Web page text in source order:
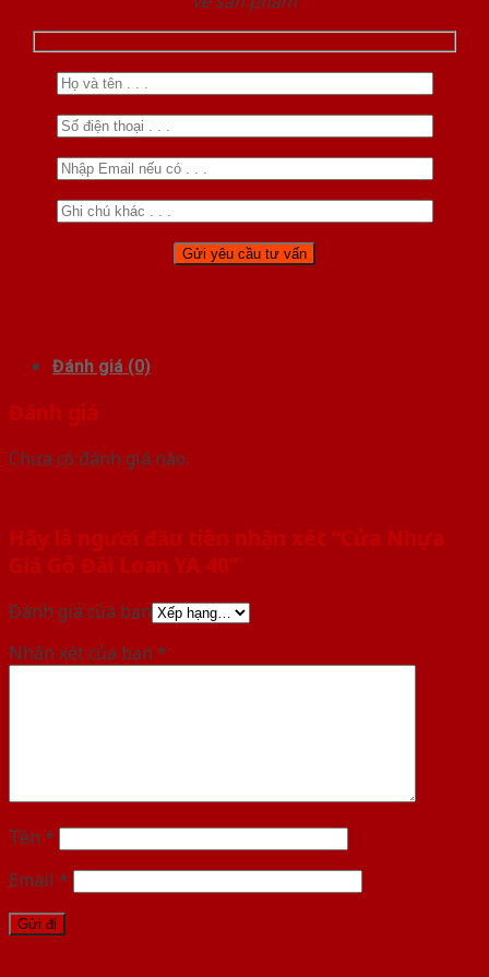
Đánh giá (0)
Đánh giá
Chưa có đánh giá nào.
Hãy là người đầu tiên nhận xét “Cửa Nhựa
Giả Gỗ Đài Loan YA 40”
Đánh giá của bạn
Nhận xét của bạn *
Tên *
Email *